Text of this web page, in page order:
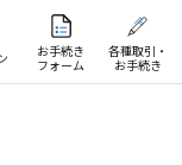
お手続き
フォーム
各種取引・
お手続き